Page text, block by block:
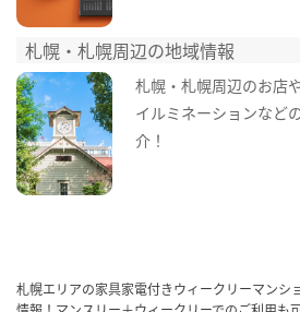
札幌・札幌周辺の地域情報
札幌・札幌周辺のお店
イルミネーションなど
介！
札幌エリアの家具家電付きウィークリーマンシ